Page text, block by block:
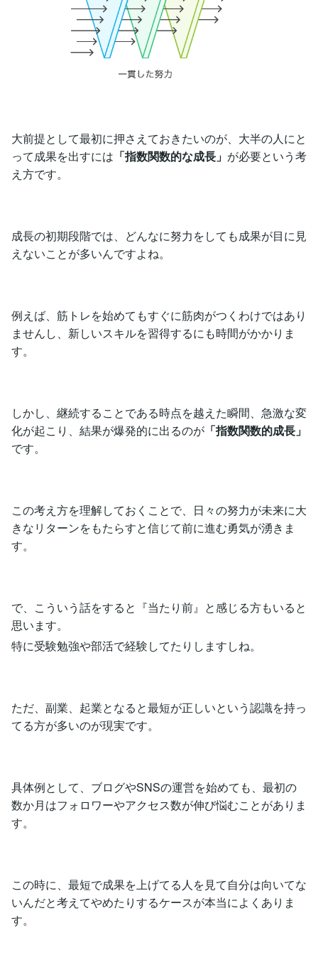
大前提として最初に押さえておきたいのが、大半の人にと
って成果を出すには 「指数関数的な成長」 が必要という考
え方です。
成長の初期段階では、どんなに努力をしても成果が目に見
えないことが多いんですよね。
例えば、筋トレを始めてもすぐに筋肉がつくわけではあり
ませんし、新しいスキルを習得するにも時間がかかりま
す。
しかし、継続することである時点を越えた瞬間、急激な変
化が起こり、結果が爆発的に出るのが 「指数関数的成長」
です。
この考え方を理解しておくことで、日々の努力が未来に大
きなリターンをもたらすと信じて前に進む勇気が湧きま
す。
で、こういう話をすると『当たり前』と感じる方もいると
思います。
特に受験勉強や部活で経験してたりしますしね。
ただ、副業、起業となると最短が正しいという認識を持っ
てる方が多いのが現実です。
具体例として、ブログやSNSの運営を始めても、最初の
数か月はフォロワーやアクセス数が伸び悩むことがありま
す。
この時に、最短で成果を上げてる人を見て自分は向いてな
いんだと考えてやめたりするケースが本当によくありま
す。